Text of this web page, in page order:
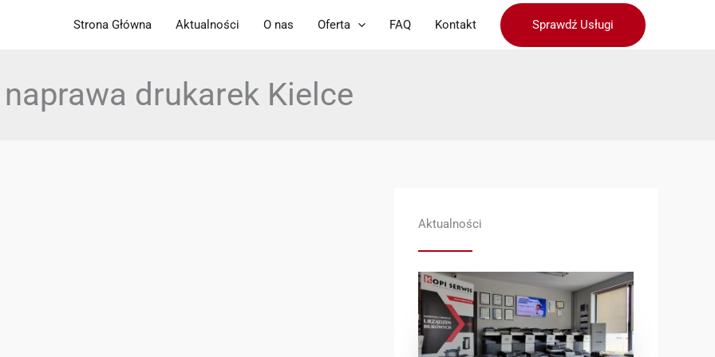
Strona Główna Aktualności O nas Oferta FAQ Kontakt Sprawdź Usługi
naprawa drukarek Kielce
Aktualności